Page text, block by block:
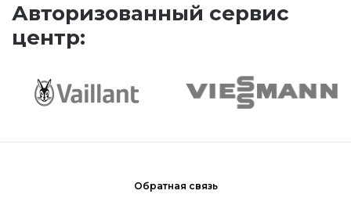
Котлы Ferroli
Промышленное оборудование
Бойлеры Ferroli
Авторизованный сервис
центр:
Обратная связь